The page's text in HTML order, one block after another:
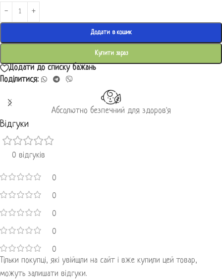
Додати в кошик
Купити зараз
Додати до списку бажань
Поділитися:
Абсолютно безпечний для здоров'я
Відгуки
0 відгуків
0
0
0
0
0
Тільки покупці, які увійшли на сайт і вже купили цей товар,
можуть залишати відгуки.